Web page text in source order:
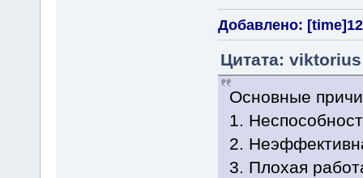
Добавлено:
Цитата:
Основные
1.
2.
3. Плохая